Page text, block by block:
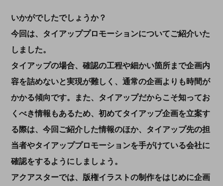
いかがでしたでしょうか？
今回は、タイアッププロモーションについてご紹介いた
しました。
タイアップの場合、確認の工程や細かい箇所まで企画内
容を詰めないと実現が難しく、通常の企画よりも時間が
かかる傾向です。また、タイアップだからこそ知ってお
くべき情報もあるため、初めてタイアップ企画を立案す
る際は、今回ご紹介した情報のほか、タイアップ先の担
当者やタイアッププロモーションを手がけている会社に
確認をするようにしましょう。
アクアスターでは、版権イラストの制作をはじめに企画